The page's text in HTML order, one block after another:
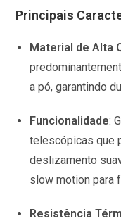
Principais
Material de Alta
a pó, garantindo
Funcionalidade:
telescópicas que
deslizamento
slow motion para
Resistência